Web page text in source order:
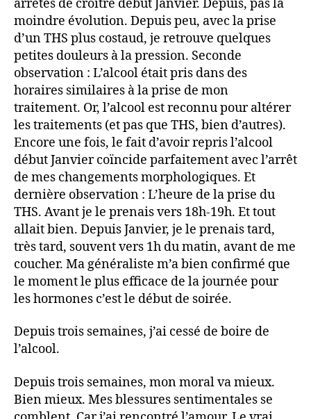
arrêtés de croître début Janvier. Depuis, pas la
moindre évolution. Depuis peu, avec la prise
d’un THS plus costaud, je retrouve quelques
petites douleurs à la pression. Seconde
observation : L’alcool était pris dans des
horaires similaires à la prise de mon
traitement. Or, l’alcool est reconnu pour altérer
les traitements (et pas que THS, bien d’autres).
Encore une fois, le fait d’avoir repris l’alcool
début Janvier coïncide parfaitement avec l’arrêt
de mes changements morphologiques. Et
dernière observation : L’heure de la prise du
THS. Avant je le prenais vers 18h-19h. Et tout
allait bien. Depuis Janvier, je le prenais tard,
très tard, souvent vers 1h du matin, avant de me
coucher. Ma généraliste m’a bien confirmé que
le moment le plus efficace de la journée pour
les hormones c’est le début de soirée.
Depuis trois semaines, j’ai cessé de boire de
l’alcool.
Depuis trois semaines, mon moral va mieux.
Bien mieux. Mes blessures sentimentales se